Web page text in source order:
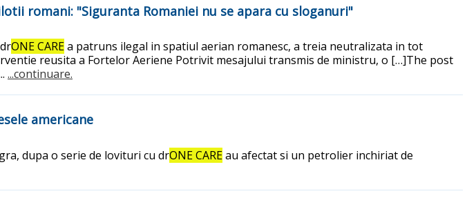
romani: "Siguranta Romaniei nu se apara cu sloganuri"
ONE CAREa patruns ilegal in spatiul aerian romanesc, a treia neutralizata in tot
reusita a Fortelor Aeriene Potrivit mesajului transmis de ministru, o […]The post
...continuare.
americane
dupa o serie de lovituri cu drONE CAREau afectat si un petrolier inchiriat de